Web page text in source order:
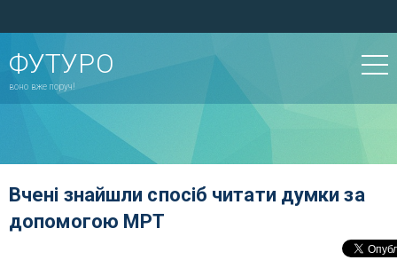
ФУТУРО
воно вже поруч!
Вчені знайшли спосіб читати думки за
допомогою МРТ